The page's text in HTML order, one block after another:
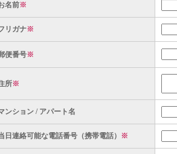
名前※
リガナ※
便番号※
所※
ンション / アパート名
日連絡可能な電話番号（携帯電話） ※